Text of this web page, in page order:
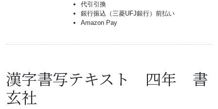
代引引換
銀行振込（三菱UFJ銀行）前払い
Amazon Pay
漢字書写テキスト 四年 書
玄社